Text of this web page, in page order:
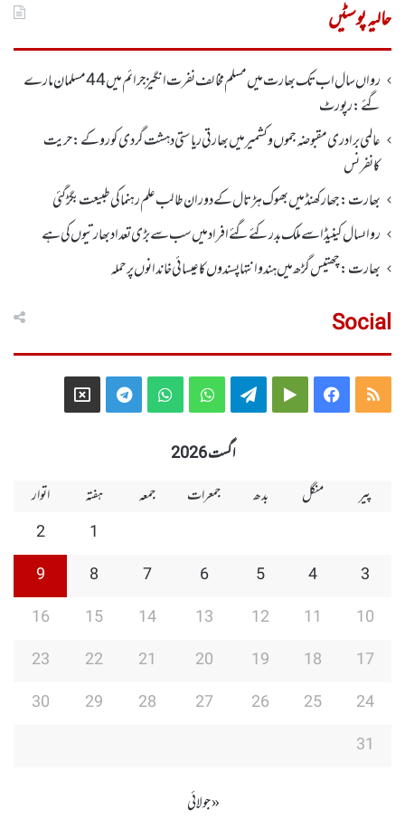
حالیہ پوسٹیں
رواں سال اب تک بھارت میں مسلم مخالف نفرت انگیز جرائم میں 44 مسلمان مارے
گئے: رپورٹ
عالمی برادری مقبوضہ جموں وکشمیر میں بھارتی ریاستی دہشت گردی کو روکے : حریت
کانفرنس
بھارت :جھارکھنڈمیں بھوک ہڑتال کے دوران طالب علم رہنما کی طبیعت بگڑ گئی
رواںسال کینیڈا سے ملک بدر کئے گئے افراد میں سب سے بڑی تعداد بھارتیوں کی ہے
بھارت :چھتیس گڑھ میں ہندو انتہاپسندوں کا عیسائی خاندانوں پر حملہ
Social
RSS
Facebook
Google
Telegram
WhatsApp
WhatsApp
Telegram
X
اگست 2026
پیر
منگل بدھ جمعرات جمعہ ہفتہ
اتوار
1
2
3
4
5
6
7
8
9
10
11
12
13
14
15
16
17
18
19
20
21
22
23
24
25
26
27
28
29
30
31
« جولائی